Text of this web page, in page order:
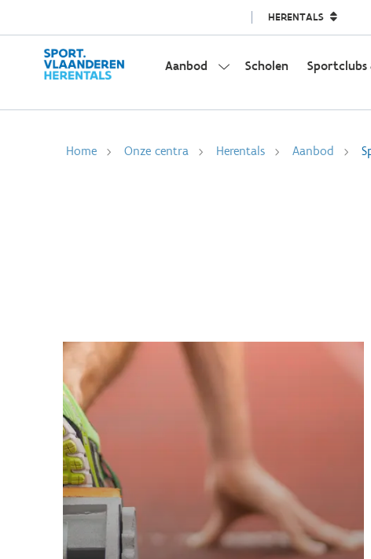
HERENTALS
Aanbod Scholen Sportclubs
Home Onze centra Herentals Aanbod